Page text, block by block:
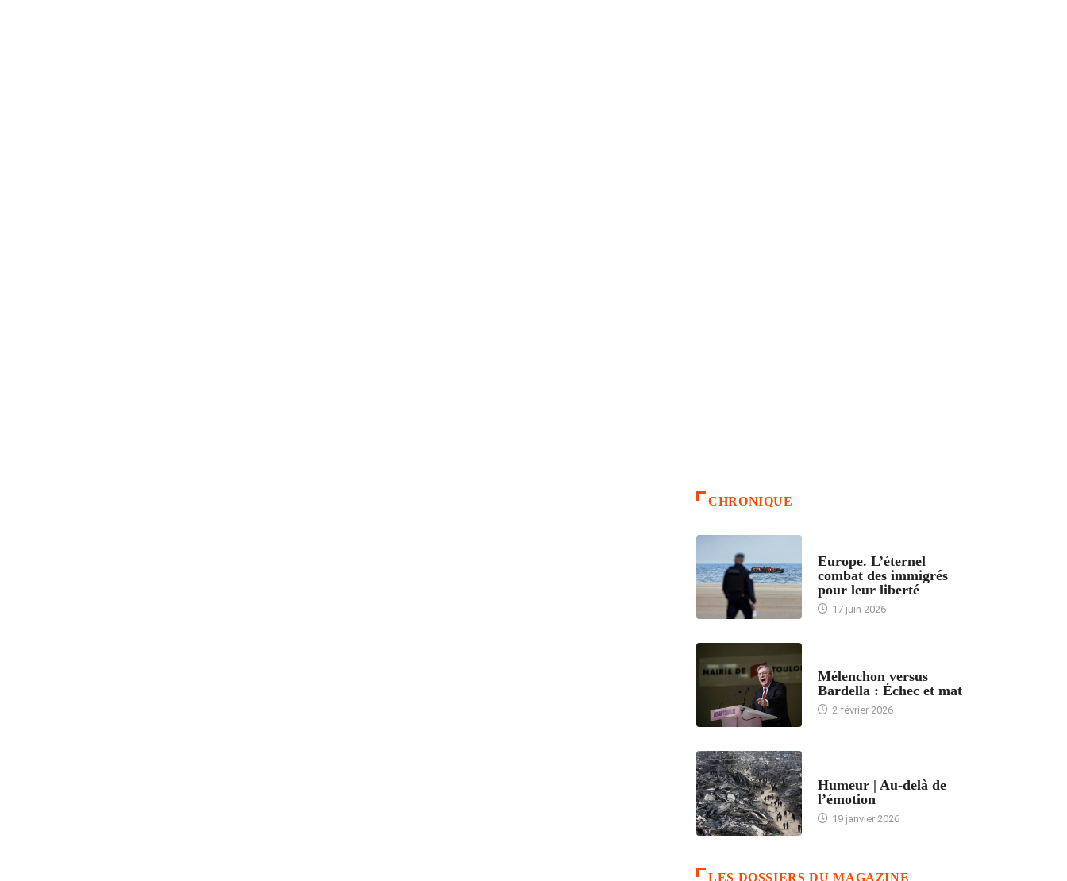
CHRONIQUE
Europe. L’éternel
combat des immigrés
pour leur liberté
17 juin 2026
Mélenchon versus
Bardella : Échec et mat
2 février 2026
Humeur | Au-delà de
l’émotion
19 janvier 2026
LES DOSSIERS DU MAGAZINE